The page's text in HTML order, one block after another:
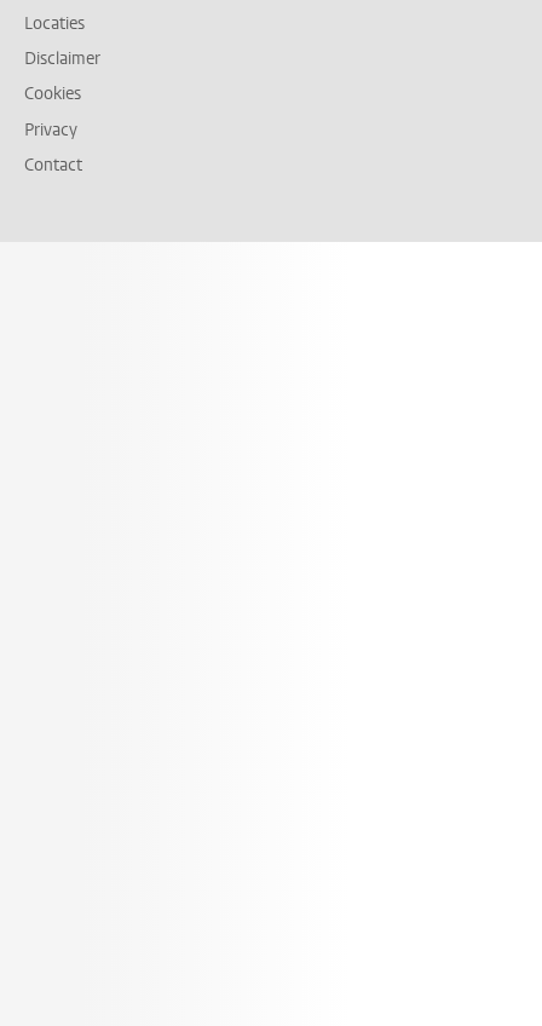
Locaties
Disclaimer
Cookies
Privacy
Contact